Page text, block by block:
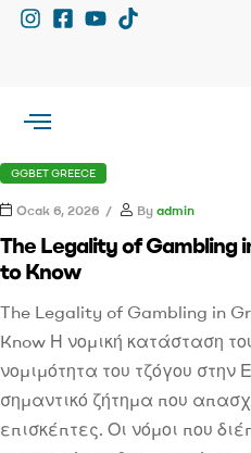
GGBET GREECE
Ocak 6, 2026 By admin
The Legality of Gambling
to Know
The Legality of Gambling in
Know Η νομική κατάσταση
νομιμότητα του τζόγου
σημαντικό ζήτημα που
επισκέπτες. Οι νόμοι που